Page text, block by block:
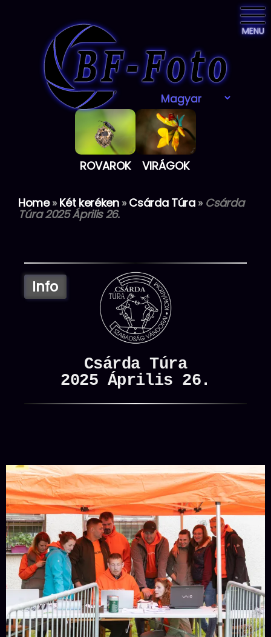
MENU
ROVAROK VIRÁGOK
Home» Két keréken» Csárda Túra» Csárda
Túra 2025 Április 26.
Csárda Túra
2025 Április 26.